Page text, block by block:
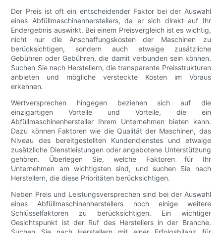
Der Preis ist oft ein entscheidender Faktor bei der Auswahl
eines Abfüllmaschinenherstellers, da er sich direkt auf Ihr
Endergebnis auswirkt. Bei einem Preisvergleich ist es wichtig,
nicht nur die Anschaffungskosten der Maschinen zu
berücksichtigen, sondern auch etwaige zusätzliche
Gebühren oder Gebühren, die damit verbunden sein können.
Suchen Sie nach Herstellern, die transparente Preisstrukturen
anbieten und mögliche versteckte Kosten im Voraus
erkennen.
Wertversprechen hingegen beziehen sich auf die
einzigartigen Vorteile und Vorteile, die ein
Abfüllmaschinenhersteller Ihrem Unternehmen bieten kann.
Dazu können Faktoren wie die Qualität der Maschinen, das
Niveau des bereitgestellten Kundendienstes und etwaige
zusätzliche Dienstleistungen oder angebotene Unterstützung
gehören. Überlegen Sie, welche Faktoren für Ihr
Unternehmen am wichtigsten sind, und suchen Sie nach
Herstellern, die diese Prioritäten berücksichtigen.
Neben Preis und Leistungsversprechen sind bei der Auswahl
eines Abfüllmaschinenherstellers noch einige weitere
Schlüsselfaktoren zu berücksichtigen. Ein wichtiger
Gesichtspunkt ist der Ruf des Herstellers in der Branche.